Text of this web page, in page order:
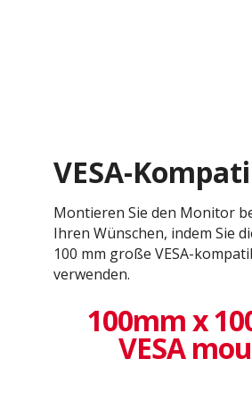
VESA-
Montieren Sie den Monitor
Ihren Wünschen, indem Sie
100 mm große VESA-
verwenden.
100mm x
VESA